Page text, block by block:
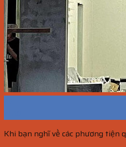
Khi bạn nghĩ về các phương tiện